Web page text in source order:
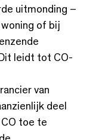
uitmonding –
of bij
leidt tot CO-
van
deel
toe te